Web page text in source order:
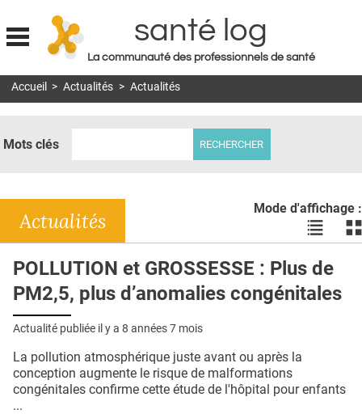
Jump to navigation
santé log
La communauté des professionnels de santé
MON COMPTE
DOSSIERS
RÉSEAUX
E-REVUE SAD
QUI SOMMES-NOUS ?
Accueil > Actualités > Actualités
Mots clés
Mode d'affichage :
Voir
les
en
liste
les
Actualités
POLLUTION et GROSSESSE : Plus de
PM2,5, plus d’anomalies congénitales
Actualité publiée il y a 8 années 7 mois
La pollution atmosphérique juste avant ou après la
conception augmente le risque de malformations
congénitales confirme cette étude de l'hôpital pour enfants
...